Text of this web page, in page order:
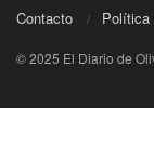
Contacto Política
© 2025 El Diario de